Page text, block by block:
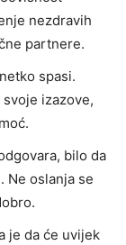
nezdravih
partnere.
spasi.
izazove,
bilo da
Ne oslanja se
je da će uvijek